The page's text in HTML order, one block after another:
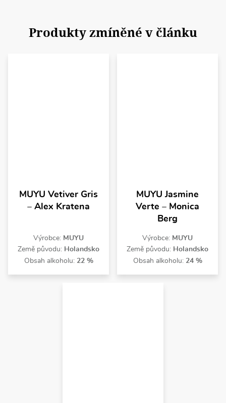
Produkty zmíněné v článku
MUYU Vetiver Gris
– Alex Kratena
Výrobce: MUYU
Země původu: Holandsko
Obsah alkoholu: 22 %
MUYU Jasmine
Verte – Monica
Berg
Výrobce: MUYU
Země původu: Holandsko
Obsah alkoholu: 24 %